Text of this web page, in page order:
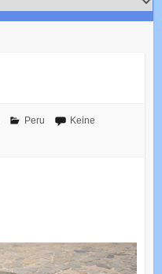
Peru
Keine